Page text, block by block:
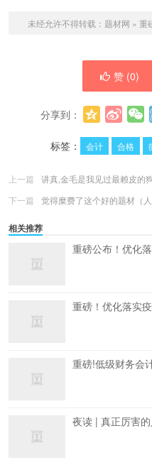
未经允许不得转载： 题材网 » 重
赞 (0)
分享到：
标签：
会计 合格
上一篇
讲真,金毛是我见过最赖皮的
下一篇
觉得糜费了这个好的题材（
相关推荐
重磅公布！优化
重磅！优化落实
重磅!低级财务会
夜读 | 真正厉害